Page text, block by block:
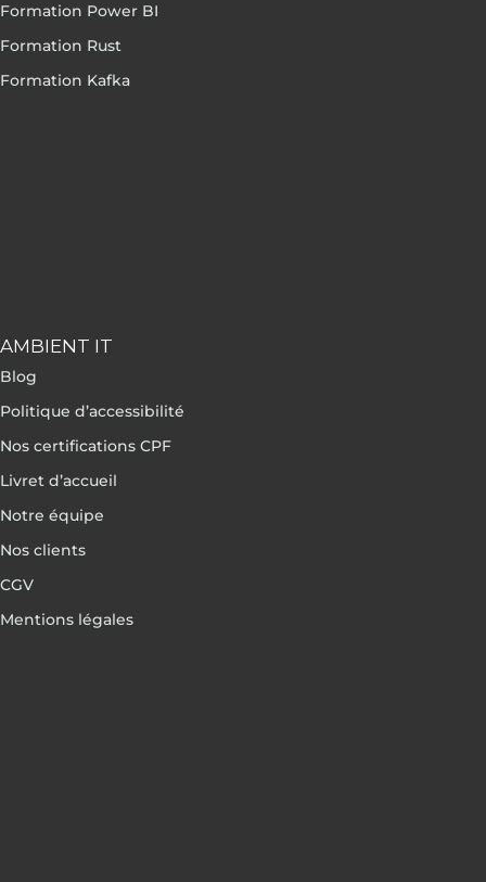
Formation Power BI
Formation Rust
Formation Kafka
AMBIENT IT
Blog
Politique d’accessibilité
Nos certifications CPF
Livret d’accueil
Notre équipe
Nos clients
CGV
Mentions légales